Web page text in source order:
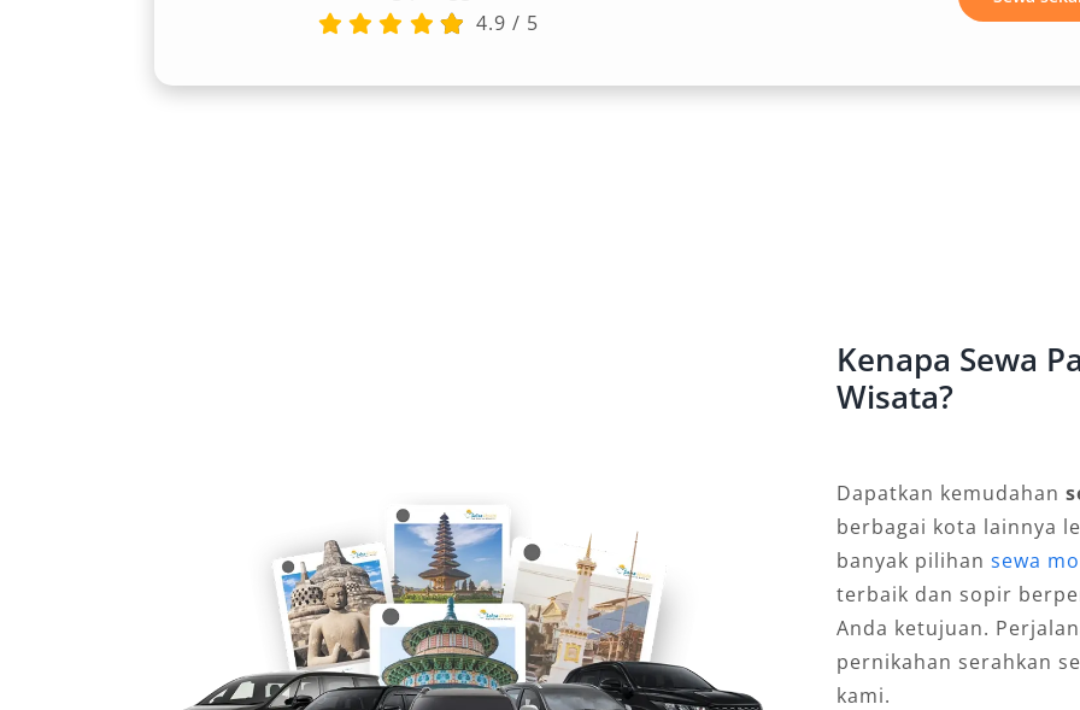
Semarang memiliki kontur wilayah yang bervariasi—dari jalanan kota yang
3. Tersedia Beragam Pilihan Layanan yang Fleksibel
kebutuhan. Konsumen dapat memilih sistem lepas kunci bagi yang ingin
berkendara mandiri, atau dengan sopir profesional yang memahami rute
lokal. Selain itu, tersedia juga layanan harian 24 jam, Bulanan, hingga
perjalanan dinas ke luar kota. Kemudahan antar jemput dari lokasi strategis
seperti Stasiun dan Bandara Jenderal Ahmad Yani menjadi nilai tambah bagi
para pelanggan.
4.9 / 5
Kenapa Sewa
Wisata?
Dapatkan kemudahan
berbagai kota lainnya
banyak pilihansewa
terbaik dan sopir
Anda ketujuan.
pernikahan serahkan
kami.